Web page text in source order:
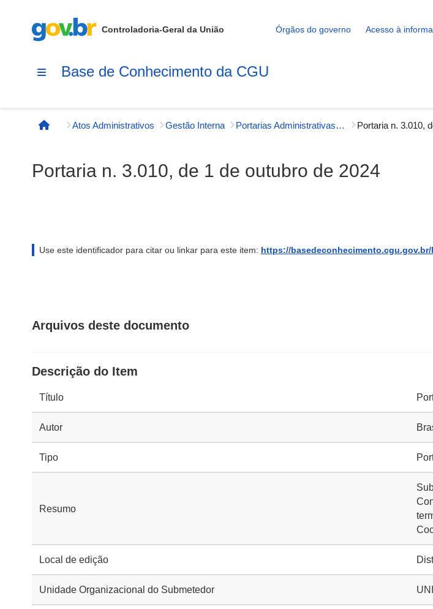
Controladoria-Geral da União Órgãos do governo Acesso à
Base de Conhecimento da CGU
Página inicial
Atos Administrativos Gestão Interna Portarias Administrativas - Gestão Interna
Portaria n. 3.010, de 1 de outubro de 2024
Use este identificador para citar ou linkar para este item: https://basedeconhecimento.cgu.gov.br/
Arquivos deste documento
Descrição do Item
Título
Autor
Tipo
Resumo
Local de edição
Unidade Organizacional do Submetedor